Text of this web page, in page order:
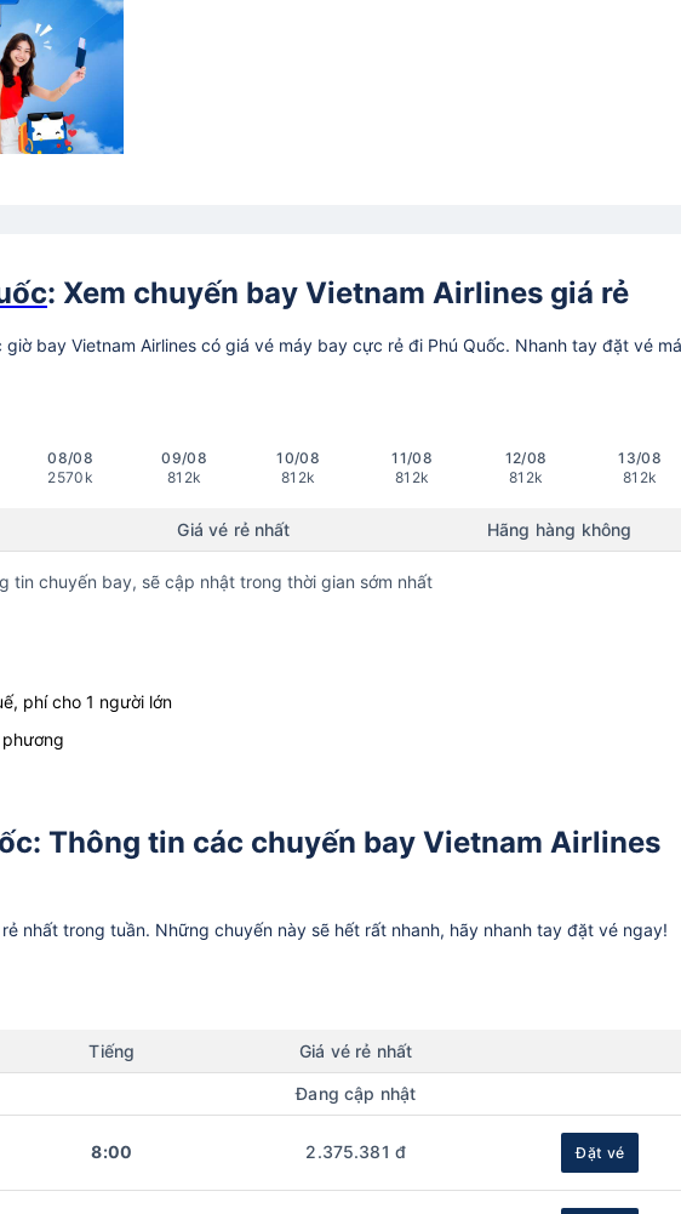
: Xem chuyến bay Vietnam Airlines giá rẻ
bay Vietnam Airlines có giá vé máy bay cực rẻ đi Phú Quốc. Nhanh tay đặt vé
08/08
2570k
09/08
812k
10/08
812k
11/08
812k
12/08
812k
13/08
812k
Giá vé rẻ nhất Hãng hàng không
tin chuyến bay, sẽ cập nhật trong thời gian sớm nhất
phí cho 1 người lớn
Thông tin các chuyến bay Vietnam Airlines
nhất trong tuần. Những chuyến này sẽ hết rất nhanh, hãy nhanh tay đặt vé ngay!
Tiếng Giá vé rẻ nhất
Đang cập nhật
8:00 2.375.381 đ Đặt vé